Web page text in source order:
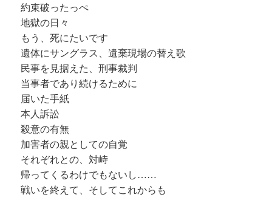
約束破ったっぺ
地獄の日々
もう、死にたいです
遺体にサングラス、遺棄現場の替え歌
民事を見据えた、刑事裁判
当事者であり続けるために
届いた手紙
本人訴訟
殺意の有無
加害者の親としての自覚
それぞれとの、対峙
帰ってくるわけでもないし……
戦いを終えて、そしてこれからも